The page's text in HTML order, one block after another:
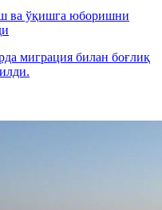
ва ўқишга юборишни
миграция билан боғлиқ